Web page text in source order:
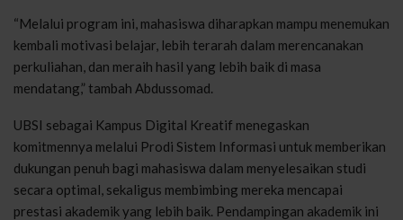
“Melalui program ini, mahasiswa diharapkan mampu menemukan
kembali motivasi belajar, lebih terarah dalam merencanakan
perkuliahan, dan meraih hasil yang lebih baik di masa
mendatang,” tambah Abdussomad.
UBSI sebagai Kampus Digital Kreatif menegaskan
komitmennya melalui Prodi Sistem Informasi untuk memberikan
dukungan penuh bagi mahasiswa dalam menyelesaikan studi
secara optimal, sekaligus membimbing mereka mencapai
prestasi akademik yang lebih baik. Pendampingan akademik ini